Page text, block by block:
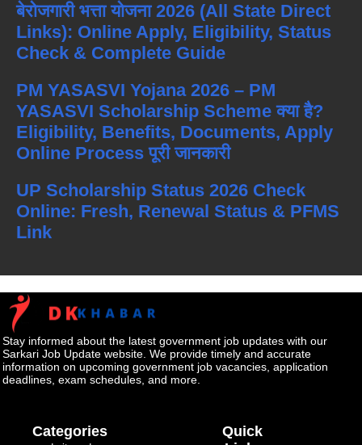
बेरोजगारी भत्ता योजना 2026 (All State Direct
Links): Online Apply, Eligibility, Status
Check & Complete Guide
PM YASASVI Yojana 2026 – PM
YASASVI Scholarship Scheme क्या है?
Eligibility, Benefits, Documents, Apply
Online Process पूरी जानकारी
UP Scholarship Status 2026 Check
Online: Fresh, Renewal Status & PFMS
Link
Stay informed about the latest government job updates with our
Sarkari Job Update website. We provide timely and accurate
information on upcoming government job vacancies, application
deadlines, exam schedules, and more.
Categories
Quick